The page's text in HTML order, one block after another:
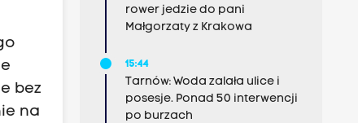
bez
na
rower jedzie do pani
Małgorzaty z Krakowa
15:44
Tarnów: Woda zalała ulice i
posesje. Ponad 50 interwencji
po burzach